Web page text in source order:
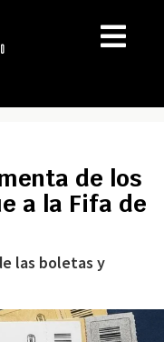
de los
a la Fifa de
las boletas y